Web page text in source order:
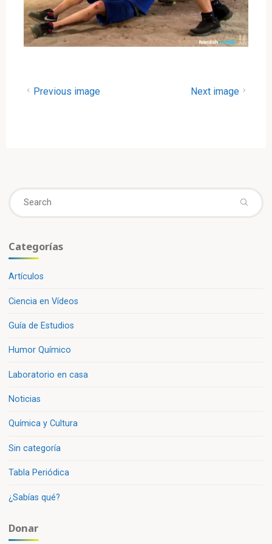
Previous image Next image
Categorías
Artículos
Ciencia en Vídeos
Guía de Estudios
Humor Químico
Laboratorio en casa
Noticias
Química y Cultura
Sin categoría
Tabla Periódica
¿Sabías qué?
Donar